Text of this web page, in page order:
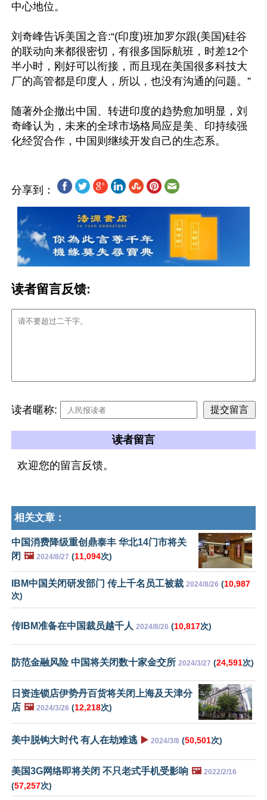
中心地位。
刘奇峰告诉美国之音:“(印度)班加罗尔跟(美国)硅谷
的联动向来都很密切，有很多国际航班，时差12个
半小时，刚好可以衔接，而且现在美国很多科技大
厂的高管都是印度人，所以，也没有沟通的问题。”
随著外企撤出中国、转进印度的趋势愈加明显，刘
奇峰认为，未来的全球市场格局应是美、印持续强
分享到：
读者留言反馈:
读者暱称:
读者留言
欢迎您的留言反馈。
相关文章：
中国消费降级重创鼎泰丰 华北14门市将关
闭 🖼️ 2024/8/27 (11,094次)
IBM中国关闭研发部门 传上千名员工被裁 2024/8/26 (10,987
次)
传IBM准备在中国裁员越千人 2024/8/26 (10,817次)
防范金融风险 中国将关闭数十家金交所 2024/3/27 (24,591次)
日资连锁店伊势丹百货将关闭上海及天津分
店 🖼️ 2024/3/26 (12,218次)
美中脱钩大时代 有人在劫难逃 ▶️ 2024/3/8 (50,501次)
美国3G网络即将关闭 不只老式手机受影响 🖼️ 2022/2/16
(57,257次)